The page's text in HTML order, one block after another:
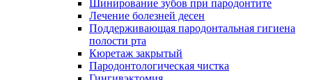
Шинирование зубов при пародонтите
Лечение болезней десен
Поддерживающая пародонтальная гигиена
полости рта
Кюретаж закрытый
Пародонтологическая чистка